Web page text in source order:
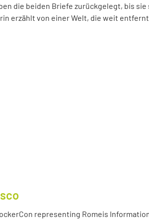
die beiden Briefe zurückgelegt, bis
erzählt von einer Welt, die weit
representing Romeis